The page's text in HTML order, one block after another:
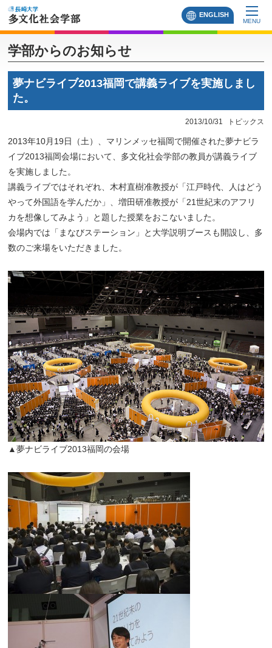
ENGLISH
MENU
学部からのお知らせ
夢ナビライブ2013福岡で講義ライブを実施しまし
た。
2013/10/31 トピックス
2013年10月19日（土）、マリンメッセ福岡で開催された夢ナビラ
イブ2013福岡会場において、多文化社会学部の教員が講義ライブ
を実施しました。
講義ライブではそれぞれ、木村直樹准教授が「江戸時代、人はどう
やって外国語を学んだか」、増田研准教授が「21世紀末のアフリ
カを想像してみよう」と題した授業をおこないました。
会場内では「まなびステーション」と大学説明ブースも開設し、多
数のご来場をいただきました。
▲夢ナビライブ2013福岡の会場